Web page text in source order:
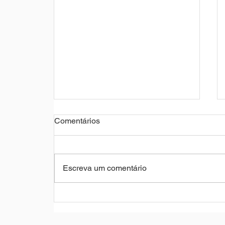
Comentários
Escreva um comentário